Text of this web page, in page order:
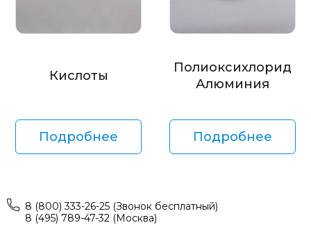
Кислоты
Подробнее
Полиоксихлорид
Алюминия
Подробнее
8 (800) 333-26-25 (Звонок бесплатный)
8 (495) 789-47-32 (Москва)